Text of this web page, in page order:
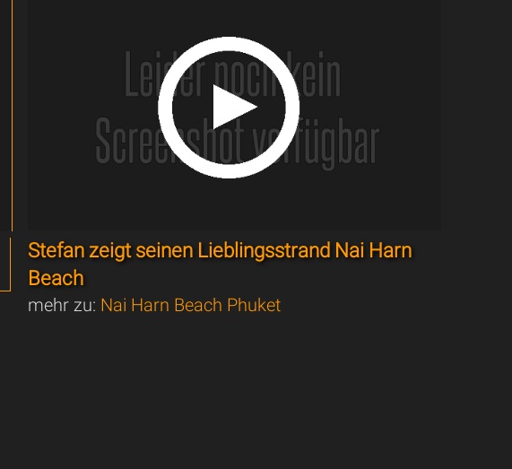
Stefan zeigt seinen Lieblingsstrand Nai Harn
Beach
mehr zu: Nai Harn Beach Phuket